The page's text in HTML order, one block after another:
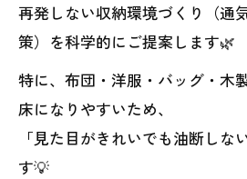
再発しない収納環境づくり（通
策）を科学的にご提案します🌿
特に、布団・洋服・バッグ・木
床になりやすいため、
「見た目がきれいでも油断しな
す💡